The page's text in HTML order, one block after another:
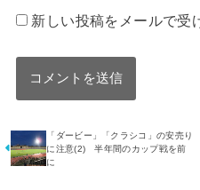
新しい投稿をメールで受
「ダービー」「クラシコ」の安売り
に注意(2) 半年間のカップ戦を前
に